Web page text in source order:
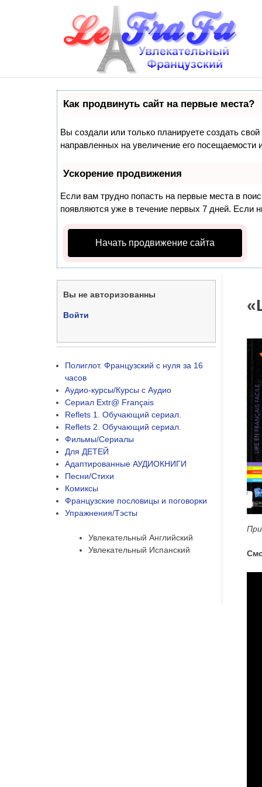
Как продвинуть сайт на первые места?
Вы создали или только планируете создать
направленных на увеличение его
Ускорение продвижения
Если вам трудно попасть на первые места в
появляются уже в течение первых 7 дней. Если
Начать продвижение сайта
Вы не авторизованны
Войти
Полиглот. Французский с нуля за 16
часов
Аудио-курсы/Курсы с Аудио
Сериал Extr@ Français
Reflets 1. Обучающий сериал.
Reflets 2. Обучающий сериал.
Фильмы/Сериалы
Для ДЕТЕЙ
Адаптированные АУДИОКНИГИ
Песни/Стихи
Комиксы
Французские пословицы и поговорки
Упражнения/Тэсты
Увлекательный Английский
Увлекательный Испанский